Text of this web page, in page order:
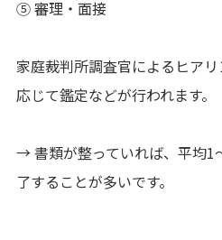
⑤ 審理・面接
家庭裁判所調査官によるヒア
応じて鑑定などが行われます。
→ 書類が整っていれば、平均1
了することが多いです。